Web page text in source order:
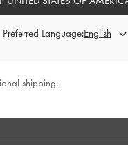
Preferred Language:
shipping.